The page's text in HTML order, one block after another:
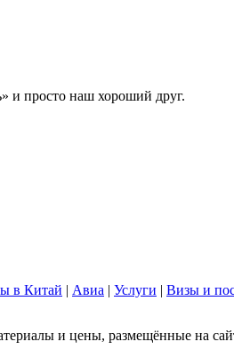
и просто наш хороший друг.
в Китай | Авиа | Услуги | Визы и
и цены, размещённые на